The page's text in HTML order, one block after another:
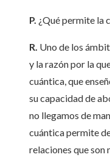
P. ¿Qué permite la
R. Uno de los
y la razón por la
cuántica, que
su capacidad de
no llegamos de
cuántica permite
relaciones que son